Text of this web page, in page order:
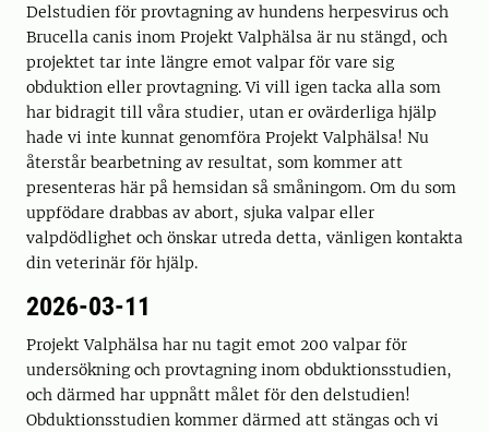
Delstudien för provtagning av hundens herpesvirus och
Brucella canis inom Projekt Valphälsa är nu stängd, och
projektet tar inte längre emot valpar för vare sig
obduktion eller provtagning. Vi vill igen tacka alla som
har bidragit till våra studier, utan er ovärderliga hjälp
hade vi inte kunnat genomföra Projekt Valphälsa! Nu
återstår bearbetning av resultat, som kommer att
presenteras här på hemsidan så småningom. Om du som
uppfödare drabbas av abort, sjuka valpar eller
valpdödlighet och önskar utreda detta, vänligen kontakta
din veterinär för hjälp.
2026-03-11
Projekt Valphälsa har nu tagit emot 200 valpar för
undersökning och provtagning inom obduktionsstudien,
och därmed har uppnått målet för den delstudien!
Obduktionsstudien kommer därmed att stängas och vi